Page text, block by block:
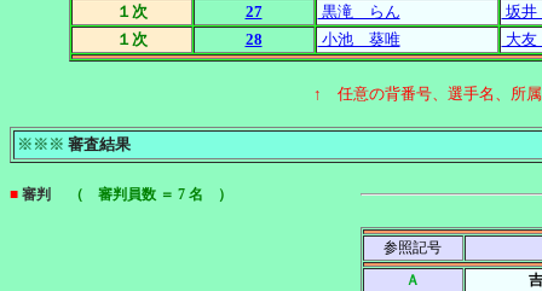
１次
27 黒滝 らん
坂
１次
28 小池 葵唯 大
↑ 任意の背番号、選手名、所
※※※ 審査結果
■ 審判 （ 審判員数 ＝ 7 名 ）
参照記号
Ａ